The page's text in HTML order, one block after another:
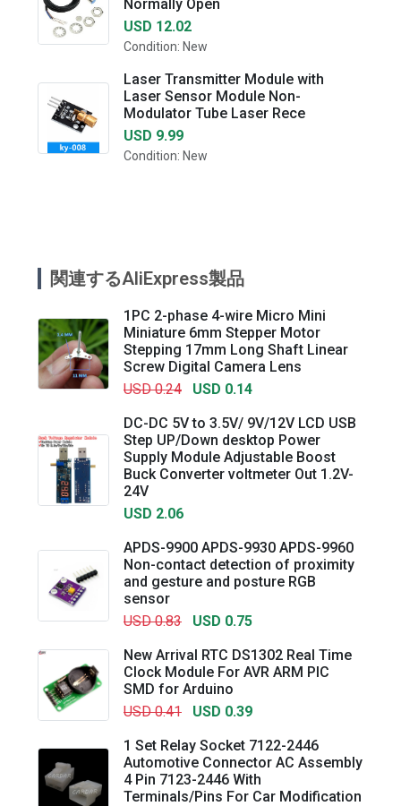
Normally Open
USD 12.02
Condition: New
Laser Transmitter Module with
Laser Sensor Module Non-
Modulator Tube Laser Rece
USD 9.99
Condition: New
関連するAliExpress製品
1PC 2-phase 4-wire Micro Mini
Miniature 6mm Stepper Motor
Stepping 17mm Long Shaft Linear
Screw Digital Camera Lens
USD 0.24
USD 0.14
DC-DC 5V to 3.5V/ 9V/12V LCD USB
Step UP/Down desktop Power
Supply Module Adjustable Boost
Buck Converter voltmeter Out 1.2V-
24V
USD 2.06
APDS-9900 APDS-9930 APDS-9960
Non-contact detection of proximity
and gesture and posture RGB
sensor
USD 0.83
USD 0.75
New Arrival RTC DS1302 Real Time
Clock Module For AVR ARM PIC
SMD for Arduino
USD 0.41
USD 0.39
1 Set Relay Socket 7122-2446
Automotive Connector AC Assembly
4 Pin 7123-2446 With
Terminals/Pins For Car Modification